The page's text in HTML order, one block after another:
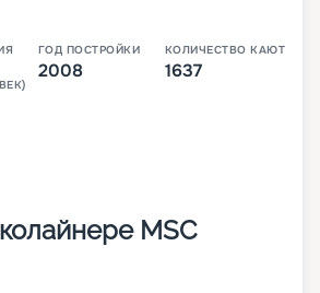
ГОД ПОСТРОЙКИ
2008
КОЛИЧЕСТВО КАЮТ
1637
MSC